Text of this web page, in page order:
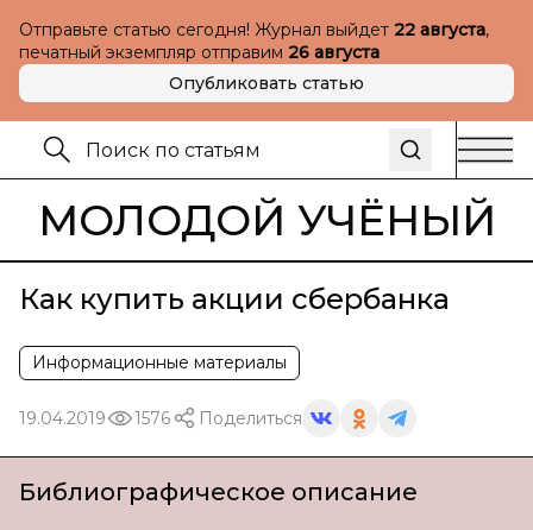
Отправьте статью сегодня! Журнал выйдет 22 августа,
печатный экземпляр отправим 26 августа
Опубликовать статью
МОЛОДОЙ УЧЁНЫЙ
Как купить акции сбербанка
Информационные материалы
19.04.2019 1576 Поделиться
Библиографическое описание